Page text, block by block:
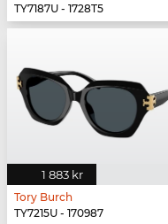
TY7187U - 1728T5
1 883 kr
Tory Burch
TY7215U - 170987